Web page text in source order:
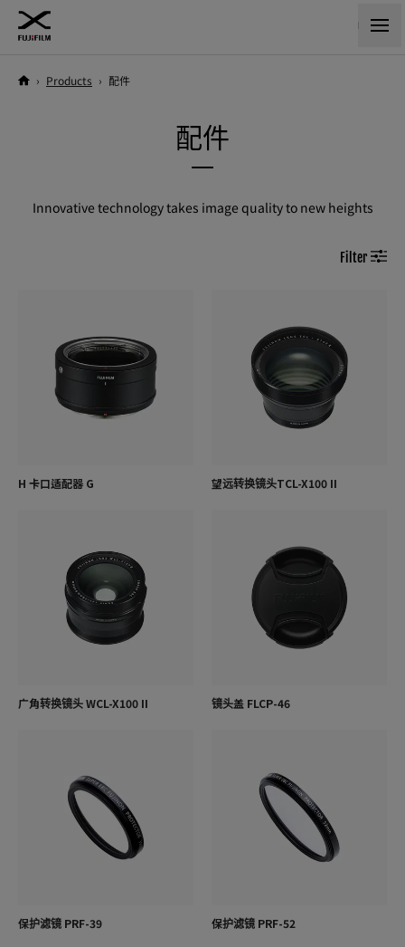
› Products › 配件
配件
Innovative technology takes image quality to new heights
Filter
H 卡口适配器 G 望远转换镜头TCL-X100 II
广角转换镜头 WCL-X100 II 镜头盖 FLCP-46
保护滤镜 PRF-39 保护滤镜 PRF-52